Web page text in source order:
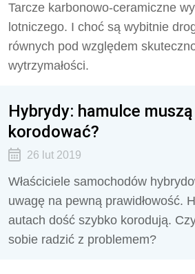
Tarcze karbonowo-ceramiczne
lotniczego. I choć są wybitnie
równych pod względem
wytrzymałości.
Hybrydy: hamulce
korodować?
26 lut 2019
Właściciele samochodów
uwagę na pewną prawidłowość.
autach dość szybko korodują.
sobie radzić z problemem?